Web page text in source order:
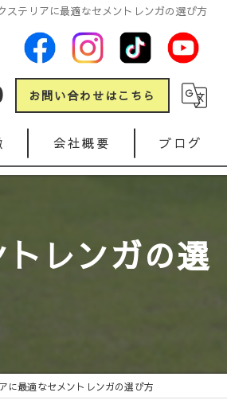
ステリアに最適なセメントレンガの選び方
お問い合わせはこちら
グ
会社概要 ブログ
レンガの選
に最適なセメントレンガの選び方